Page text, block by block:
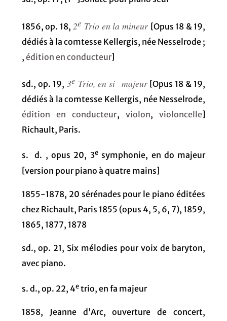
1856, op. 18, 2e Trio en la mineur [Opus 18 & 19,
dédiés à la comtesse Kellergis, née Nesselrode ;
, édition en conducteur]
sd., op. 19, 3e Trio, en si majeur [Opus 18 & 19,
dédiés à la comtesse Kellergis, née Nesselrode,
édition en conducteur, violon,violoncelle]
Richault, Paris.
s. d. , opus 20, 3esymphonie, en do majeur
[version pour piano à quatre mains]
1855-1878, 20 sérénades pour le piano éditées
chez Richault, Paris 1855 (opus 4, 5, 6, 7), 1859,
1865, 1877, 1878
sd., op. 21, Six mélodies pour voix de baryton,
avec piano.
s. d., op. 22, 4etrio, en fa majeur
1858, Jeanne d'Arc, ouverture de concert,